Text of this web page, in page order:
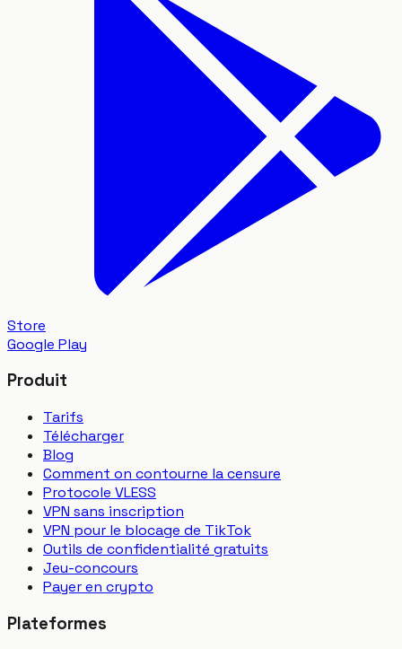
Store
Google Play
Produit
Tarifs
Télécharger
Blog
Comment on contourne la censure
Protocole VLESS
VPN sans inscription
VPN pour le blocage de TikTok
Outils de confidentialité gratuits
Jeu-concours
Payer en crypto
Plateformes